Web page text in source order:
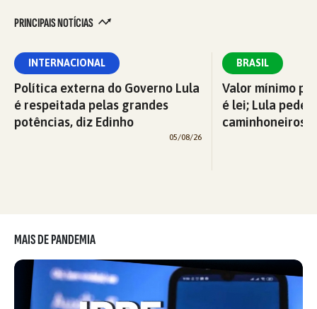
PRINCIPAIS NOTÍCIAS
INTERNACIONAL
Política externa do Governo Lula
é respeitada pelas grandes
potências, diz Edinho
05/08/26
BRASIL
Valor mínimo
é lei; Lula pede
caminhoneiros
MAIS DE PANDEMIA